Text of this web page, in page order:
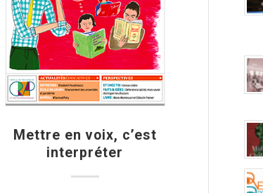
Mettre en voix, c’est
interpréter